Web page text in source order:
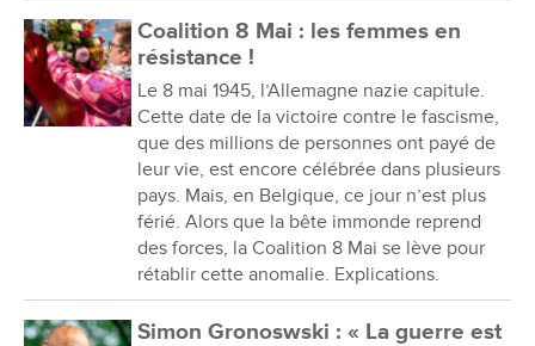
Coalition 8 Mai : les femmes en
résistance !
Le 8 mai 1945, l’Allemagne nazie capitule.
Cette date de la victoire contre le fascisme,
que des millions de personnes ont payé de
leur vie, est encore célébrée dans plusieurs
pays. Mais, en Belgique, ce jour n’est plus
férié. Alors que la bête immonde reprend
des forces, la Coalition 8 Mai se lève pour
rétablir cette anomalie. Explications.
Simon Gronoswski : « La guerre est